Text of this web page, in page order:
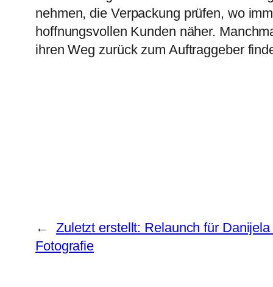
nehmen, die Verpackung prüfen, wo
hoffnungsvollen Kunden näher.
ihren Weg zurück zum Auftraggeber
←
Zuletzt erstellt: Relaunch für
Fotografie